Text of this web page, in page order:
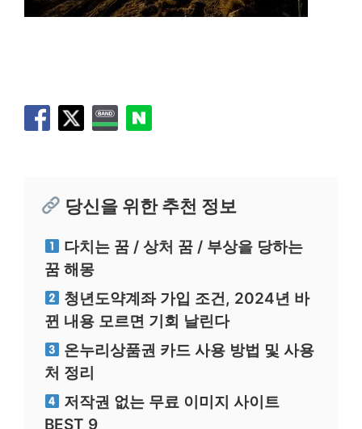
당신을 위한 추천 정보
다치는 꿈 / 상처 꿈 / 부상을 당하는
꿈 해몽
청년도약계좌 가입 조건, 2024년 바
뀐 내용 모르면 기회 날린다
온누리상품권 카드 사용 방법 및 사용
처 정리
저작권 없는 무료 이미지 사이트
BEST 9